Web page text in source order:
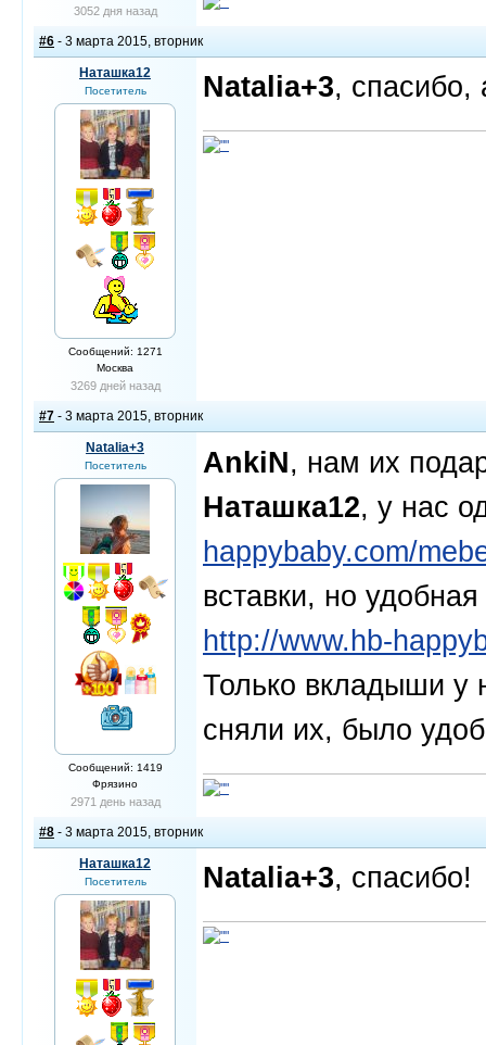
3052 дня назад
#6 - 3 марта 2015, вторник
Наташка12
Посетитель
Сообщений: 1271
Москва
3269 дней назад
Natalia+3, спасибо,
#7 - 3 марта 2015, вторник
Natalia+3
Посетитель
Сообщений: 1419
Фрязино
2971 день назад
AnkiN, нам их
Наташка12, у нас
happybaby.com/
вставки, но
http://www.hb-
Только вкладыши у
сняли их, было
#8 - 3 марта 2015, вторник
Наташка12
Посетитель Natalia+3, спасибо!